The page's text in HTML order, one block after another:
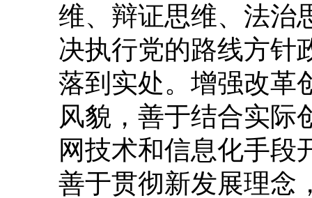
维、辩证思维、法治
决执行党的路线方针
落到实处。增强改革
风貌，善于结合实际
网技术和信息化手段
善于贯彻新发展理念